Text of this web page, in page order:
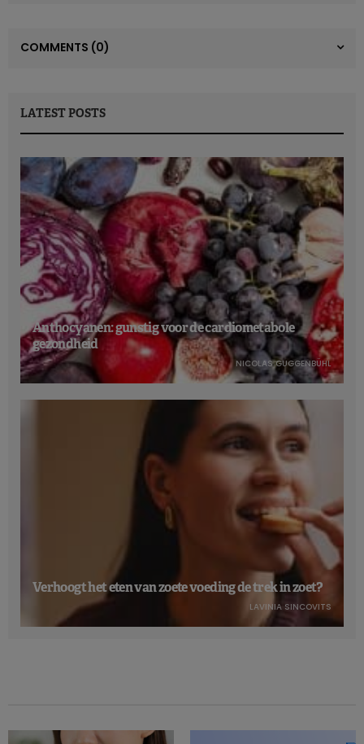
COMMENTS (0)
LATEST POSTS
Anthocyanen: gunstig voor de cardiometabole
gezondheid
NICOLAS GUGGENBÜHL
Verhoogt het eten van zoete voeding de trek in zoet?
LAVINIA SINCOVITS